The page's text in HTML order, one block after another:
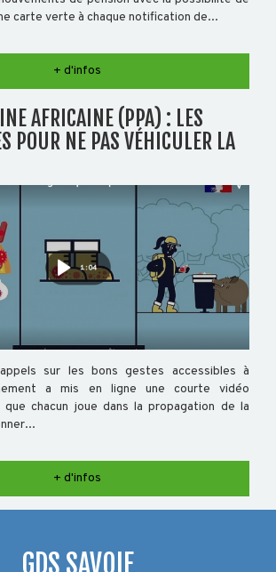
carte verte à chaque notification de...
+ d'infos
AFRICAINE (PPA) : LES
POUR NE PAS VÉHICULER LA
sur les bons gestes accessibles à
a mis en ligne une courte vidéo
chacun joue dans la propagation de la
+ d'infos
GDS SAVOIE